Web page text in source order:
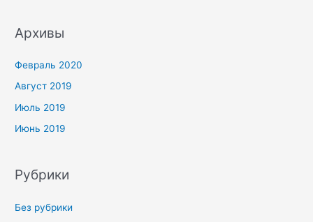
Архивы
Февраль 2020
Август 2019
Июль 2019
Июнь 2019
Рубрики
Без рубрики